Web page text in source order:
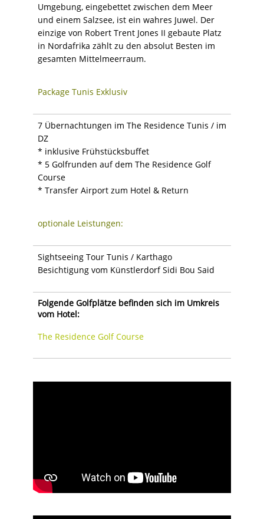
Umgebung, eingebettet zwischen dem Meer
und einem Salzsee, ist ein wahres Juwel. Der
einzige von Robert Trent Jones II gebaute Platz
in Nordafrika zählt zu den absolut Besten im
gesamten Mittelmeerraum.
Package Tunis Exklusiv
7 Übernachtungen im The Residence Tunis / im
DZ
* inklusive Frühstücksbuffet
* 5 Golfrunden auf dem The Residence Golf
Course
* Transfer Airport zum Hotel & Return
optionale Leistungen:
Sightseeing Tour Tunis / Karthago
Besichtigung vom Künstlerdorf Sidi Bou Said
Folgende Golfplätze befinden sich im Umkreis
vom Hotel:
The Residence Golf Course